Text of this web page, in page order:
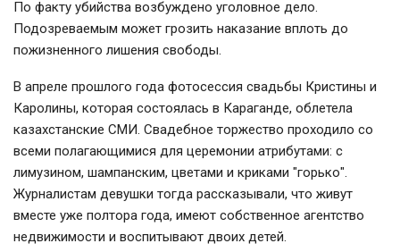
По факту убийства возбуждено уголовное дело.
Подозреваемым может грозить наказание вплоть до
пожизненного лишения свободы.
В апреле прошлого года фотосессия свадьбы Кристины и
Каролины, которая состоялась в Караганде, облетела
казахстанские СМИ. Свадебное торжество проходило со
всеми полагающимися для церемонии атрибутами: с
лимузином, шампанским, цветами и криками "горько".
Журналистам девушки тогда рассказывали, что живут
вместе уже полтора года, имеют собственное агентство
недвижимости и воспитывают двоих детей.